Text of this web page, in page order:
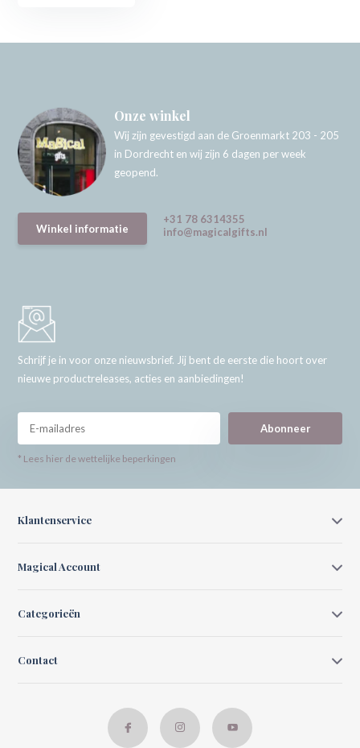
Onze winkel
Wij zijn gevestigd aan de Groenmarkt 203 - 205
in Dordrecht en wij zijn 6 dagen per week
geopend.
Winkel informatie
+31 78 6314355
info@magicalgifts.nl
Schrijf je in voor onze nieuwsbrief. Jij bent de eerste die hoort over
nieuwe productreleases, acties en aanbiedingen!
Abonneer
* Lees hier de wettelijke beperkingen
Klantenservice
Magical Account
Categorieën
Contact